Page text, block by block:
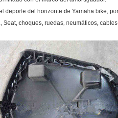
deporte del horizonte de Yamaha bike,
Seat, choques, ruedas, neumáticos,